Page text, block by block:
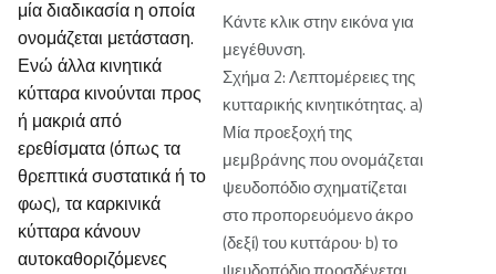
Κάντε κλικ στην εικόνα για
μεγέθυνση.
Σχήμα 2: Λεπτομέρειες της
κυτταρικής κινητικότητας. a)
Μία προεξοχή της
μεμβράνης που ονομάζεται
ψευδοπόδιο σχηματίζεται
στο προπορευόμενο άκρο
(δεξί) του κυττάρου· b) το
μία διαδικασία η οποία
ονομάζεται μετάσταση.
Ενώ άλλα κινητικά
κύτταρα κινούνται προς
ή μακριά από
ερεθίσματα (όπως τα
θρεπτικά συστατικά ή το
φως), τα καρκινικά
κύτταρα κάνουν
αυτοκαθοριζόμενες